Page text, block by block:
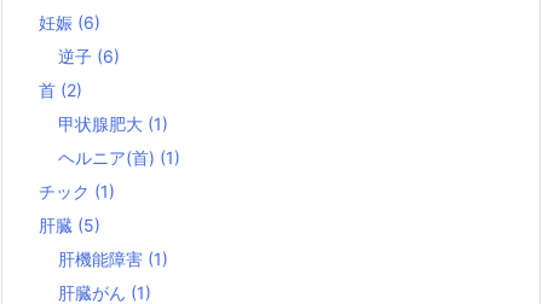
妊娠 (6)
逆子 (6)
首 (2)
甲状腺肥大 (1)
ヘルニア(首) (1)
チック (1)
肝臓 (5)
肝機能障害 (1)
肝臓がん (1)